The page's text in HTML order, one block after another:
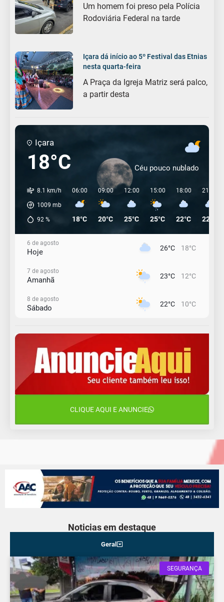
Um homem foi preso pela Polícia
Rodoviária Federal na tarde
Içara dá início ao 5º Festival das Etnias
nesta quarta-feira
A Praça da Igreja Matriz será palco,
a partir desta
Içara
18°C Céu pouco nublado
8.1 km/h
1009 mb
92 %
06:00
18°C
09:00
20°C
12:00
25°C
15:00
25°C
18:00
22°C
21:00
22°C
6 de agosto
Hoje 26°C 18°C
7 de agosto
Amanhã 23°C 12°C
8 de agosto
Sábado 22°C 10°C
Domingo 16°C 12°C
10 de agosto
Segunda-Feira
CLIQUE AQUI E ANUNCIE
Noticias em destaque
Geral
SEGURANÇA